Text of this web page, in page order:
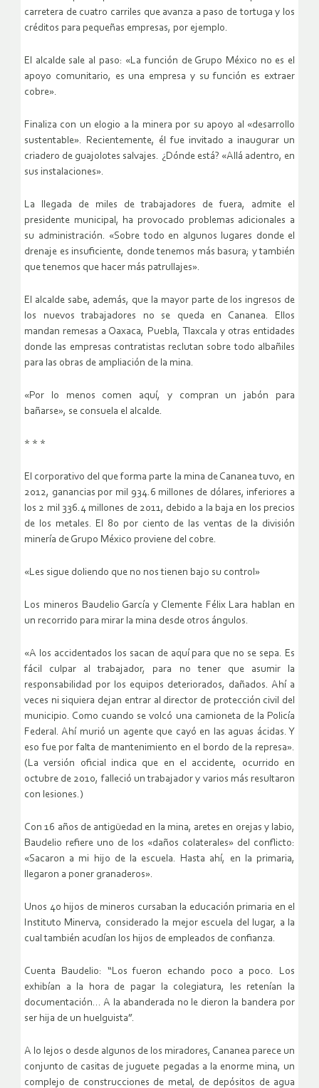
carretera de cuatro carriles que avanza a paso de tortuga y los
créditos para pequeñas empresas, por ejemplo.
El alcalde sale al paso: «La función de Grupo México no es el
apoyo comunitario, es una empresa y su función es extraer
cobre».
Finaliza con un elogio a la minera por su apoyo al «desarrollo
sustentable». Recientemente, él fue invitado a inaugurar un
criadero de guajolotes salvajes. ¿Dónde está? «Allá adentro, en
sus instalaciones».
La llegada de miles de trabajadores de fuera, admite el
presidente municipal, ha provocado problemas adicionales a
su administración. «Sobre todo en algunos lugares donde el
drenaje es insuficiente, donde tenemos más basura; y también
que tenemos que hacer más patrullajes».
El alcalde sabe, además, que la mayor parte de los ingresos de
los nuevos trabajadores no se queda en Cananea. Ellos
mandan remesas a Oaxaca, Puebla, Tlaxcala y otras entidades
donde las empresas contratistas reclutan sobre todo albañiles
para las obras de ampliación de la mina.
«Por lo menos comen aquí, y compran un jabón para
bañarse», se consuela el alcalde.
* * *
El corporativo del que forma parte la mina de Cananea tuvo, en
2012, ganancias por mil 934.6 millones de dólares, inferiores a
los 2 mil 336.4 millones de 2011, debido a la baja en los precios
de los metales. El 80 por ciento de las ventas de la división
minería de Grupo México proviene del cobre.
«Les sigue doliendo que no nos tienen bajo su control»
Los mineros Baudelio García y Clemente Félix Lara hablan en
un recorrido para mirar la mina desde otros ángulos.
«A los accidentados los sacan de aquí para que no se sepa. Es
fácil culpar al trabajador, para no tener que asumir la
responsabilidad por los equipos deteriorados, dañados. Ahí a
veces ni siquiera dejan entrar al director de protección civil del
municipio. Como cuando se volcó una camioneta de la Policía
Federal. Ahí murió un agente que cayó en las aguas ácidas. Y
eso fue por falta de mantenimiento en el bordo de la represa».
(La versión oficial indica que en el accidente, ocurrido en
octubre de 2010, falleció un trabajador y varios más resultaron
con lesiones.)
Con 16 años de antigüedad en la mina, aretes en orejas y labio,
Baudelio refiere uno de los «daños colaterales» del conflicto:
«Sacaron a mi hijo de la escuela. Hasta ahí, en la primaria,
llegaron a poner granaderos».
Unos 40 hijos de mineros cursaban la educación primaria en el
Instituto Minerva, considerado la mejor escuela del lugar, a la
cual también acudían los hijos de empleados de confianza.
Cuenta Baudelio: “Los fueron echando poco a poco. Los
exhibían a la hora de pagar la colegiatura, les retenían la
documentación… A la abanderada no le dieron la bandera por
ser hija de un huelguista”.
A lo lejos o desde algunos de los miradores, Cananea parece un
conjunto de casitas de juguete pegadas a la enorme mina, un
complejo de construcciones de metal, de depósitos de agua